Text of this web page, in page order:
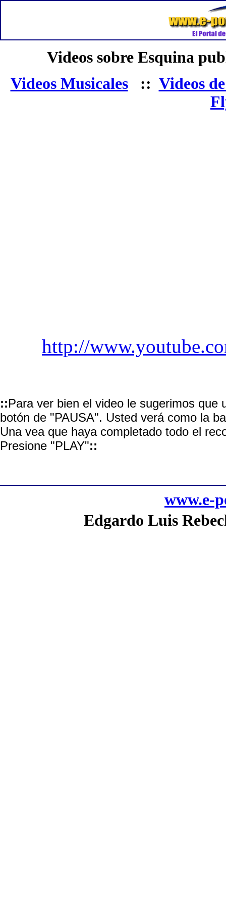
Videos sobre Esquina
Videos Musicales:: Videos
http://
::Para ver bien el video le sugerimos
botón de "PAUSA". Usted verá como la
Una vea que haya completado todo el
Presione "PLAY"::
www.e-
Edgardo Luis